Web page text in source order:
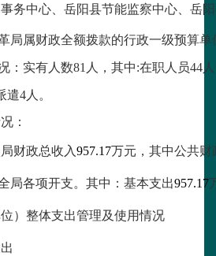
务中心、岳阳县节能监察中心、岳
局属财政全额拨款的行政一级预算单
：实有人数81人，其中:在职人员44
4人。
：
财政总收入957.17万元，其中公共财
局各项开支。其中：基本支出957.17
）整体支出管理及使用情况